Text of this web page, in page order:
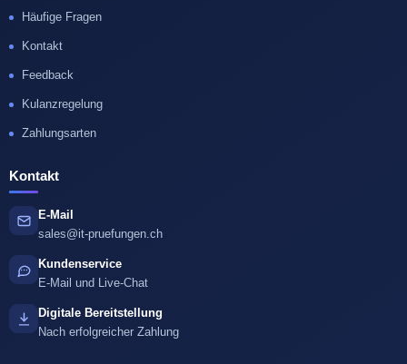
Häufige Fragen
Kontakt
Feedback
Kulanzregelung
Zahlungsarten
Kontakt
E-Mail
sales@it-pruefungen.ch
Kundenservice
E-Mail und Live-Chat
Digitale Bereitstellung
Nach erfolgreicher Zahlung